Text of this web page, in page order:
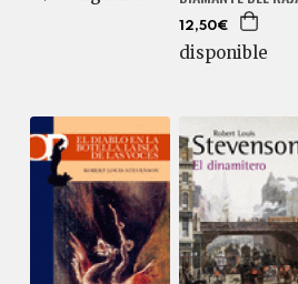
12,50€
disponible